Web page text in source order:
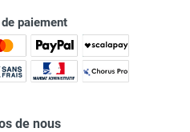
paiement
de nous